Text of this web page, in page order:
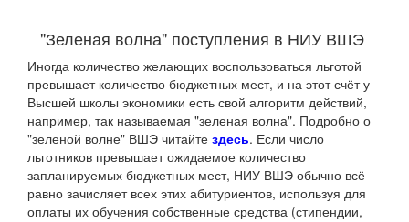
"Зеленая волна" поступления в НИУ ВШЭ
Иногда количество желающих воспользоваться льготой
превышает количество бюджетных мест, и на этот счёт у
Высшей школы экономики есть свой алгоритм действий,
например, так называемая "зеленая волна". Подробно о
"зеленой волне" ВШЭ читайте здесь. Если число
льготников превышает ожидаемое количество
запланируемых бюджетных мест, НИУ ВШЭ обычно всё
равно зачисляет всех этих абитуриентов, используя для
оплаты их обучения собственные средства (стипендии,